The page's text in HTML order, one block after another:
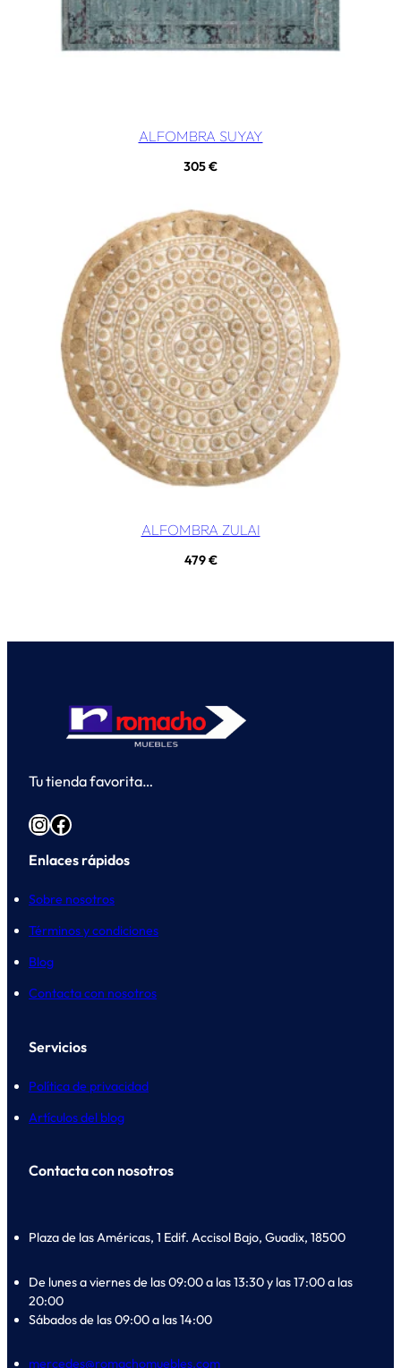
ALFOMBRA SUYAY
305€
ALFOMBRA ZULAI
479€
Tu tienda favorita…
InstagramFacebook
Enlaces rápidos
Sobre nosotros
Términos y condiciones
Blog
Contacta con nosotros
Servicios
Política de privacidad
Artículos del blog
Contacta con nosotros
Plaza de las Américas, 1 Edif. Accisol Bajo, Guadix, 18500
De lunes a viernes de las 09:00 a las 13:30 y las 17:00 a las
20:00
Sábados de las 09:00 a las 14:00
mercedes@romachomuebles.com